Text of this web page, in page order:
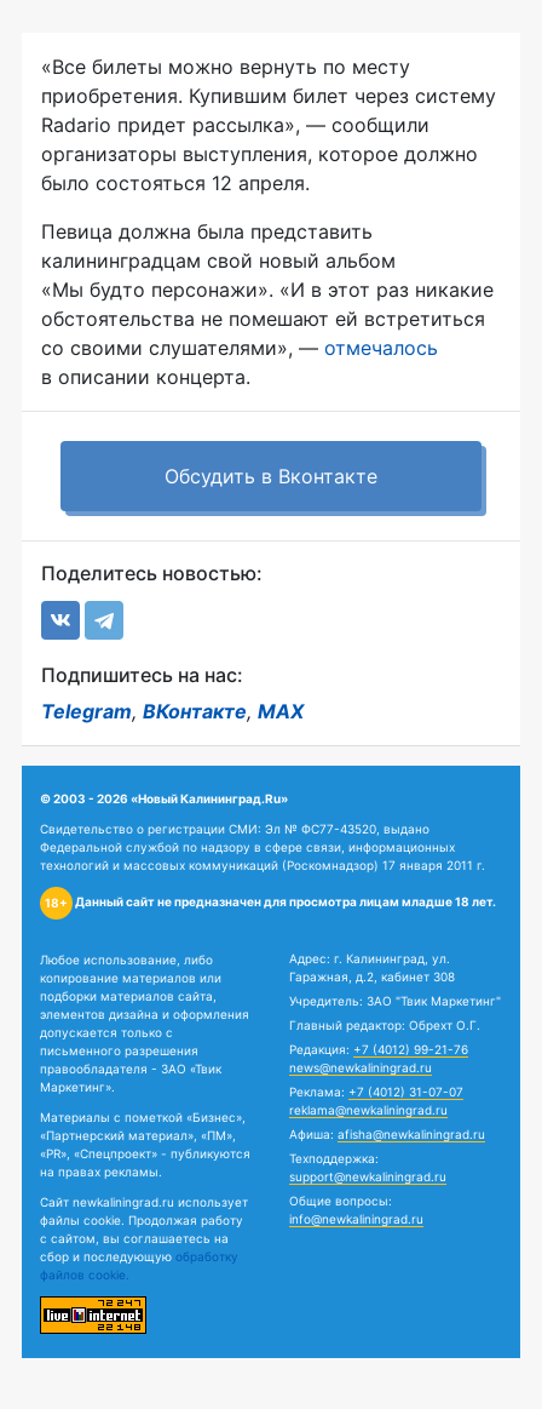
«Все билеты можно вернуть по месту
приобретения. Купившим билет через систему
Radario придет рассылка», — сообщили
организаторы выступления, которое должно
было состояться 12 апреля.
Певица должна была представить
калининградцам свой новый альбом
«Мы будто персонажи». «И в этот раз никакие
обстоятельства не помешают ей встретиться
со своими слушателями», — отмечалось
в описании концерта.
Обсудить в Вконтакте
Поделитесь новостью:
Подпишитесь на нас:
Telegram, ВКонтакте, MAX
© 2003 - 2026 «Новый Калининград.Ru»
Свидетельство о регистрации СМИ: Эл № ФС77-43520, выдано
Федеральной службой по надзору в сфере связи, информационных
технологий и массовых коммуникаций (Роскомнадзор) 17 января 2011 г.
18+ Данный сайт не предназначен для просмотра лицам младше 18 лет.
Любое использование, либо
копирование материалов или
подборки материалов сайта,
элементов дизайна и оформления
допускается только с
письменного разрешения
правообладателя - ЗАО «Твик
Маркетинг».
Материалы с пометкой «Бизнес»,
«Партнерский материал», «ПМ»,
«PR», «Спецпроект» - публикуются
на правах рекламы.
Сайт newkaliningrad.ru использует
файлы cookie. Продолжая работу
с сайтом, вы соглашаетесь на
сбор и последующую обработку
файлов cookie.
Адрес: г. Калининград, ул.
Гаражная, д.2, кабинет 308
Учредитель: ЗАО "Твик Маркетинг"
Главный редактор: Обрехт О.Г.
Редакция: +7 (4012) 99-21-76
news@newkaliningrad.ru
Реклама: +7 (4012) 31-07-07
reklama@newkaliningrad.ru
Афиша: afisha@newkaliningrad.ru
Техподдержка:
support@newkaliningrad.ru
Общие вопросы:
info@newkaliningrad.ru